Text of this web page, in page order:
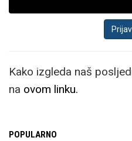
Kako izgleda naš
na ovom linku.
POPULARNO